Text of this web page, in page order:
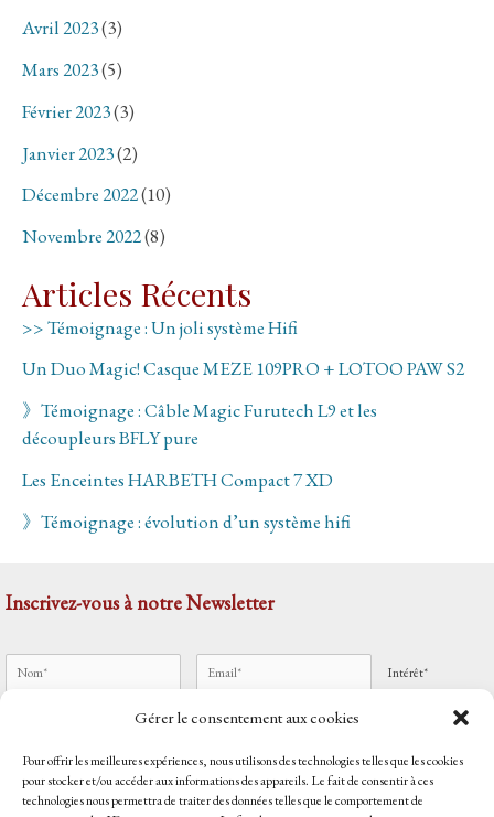
Gérer le consentement aux cookies
Pour offrir les meilleures expériences, nous utilisons des technologies telles que les cookies
pour stocker et/ou accéder aux informations des appareils. Le fait de consentir à ces
technologies nous permettra de traiter des données telles que le comportement de
Avril 2023(3)
Mars 2023(5)
Février 2023(3)
Janvier 2023(2)
Décembre 2022(10)
Novembre 2022(8)
Articles Récents
>> Témoignage : Un joli système Hifi
Un Duo Magic! Casque MEZE 109PRO + LOTOO PAW S2
》Témoignage : Câble Magic Furutech L9 et les
découpleurs BFLY pure
Les Enceintes HARBETH Compact 7 XD
》Témoignage : évolution d’un système hifi
Inscrivez-vous à notre Newsletter
Intérêt*
J'accepteles mentions légales
Accueil